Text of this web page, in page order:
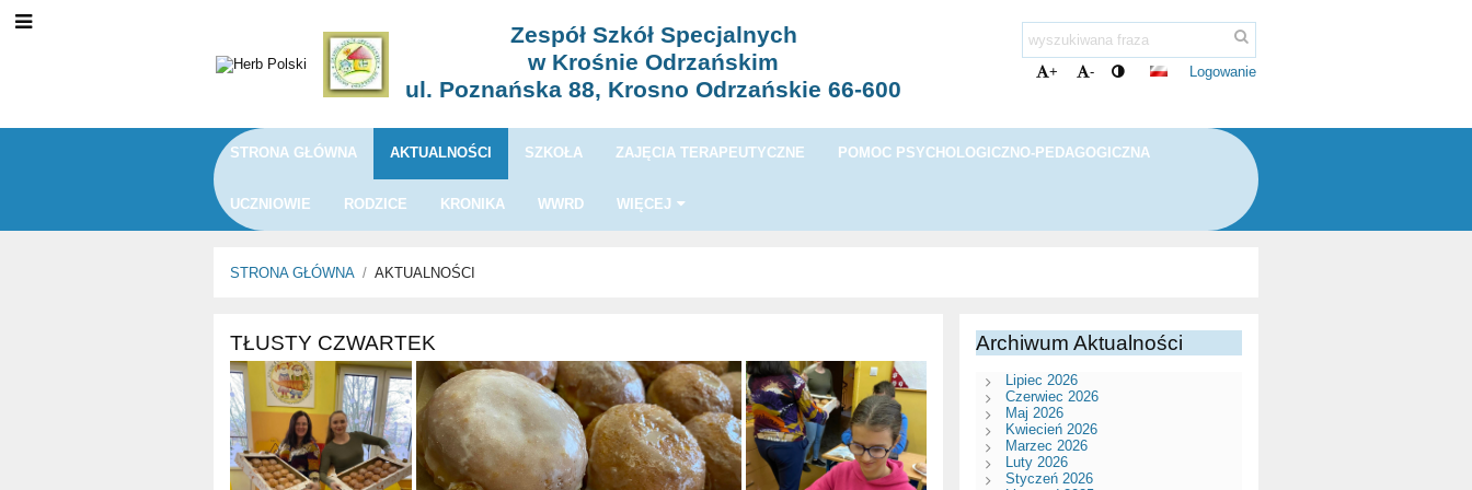
Zespół Szkół Specjalnych
w Krośnie Odrzańskim
ul. Poznańska 88, Krosno Odrzańskie 66-600
+ - Logowanie
STRONA GŁÓWNA AKTUALNOŚCI SZKOŁA ZAJĘCIA TERAPEUTYCZNE POMOC PSYCHOLOGICZNO-PEDAGOGICZNA
UCZNIOWIE RODZICE KRONIKA WWRD WIĘCEJ
STRONA GŁÓWNA / AKTUALNOŚCI
TŁUSTY CZWARTEK Archiwum Aktualności
Lipiec 2026
Czerwiec 2026
Maj 2026
Kwiecień 2026
Marzec 2026
Luty 2026
Styczeń 2026